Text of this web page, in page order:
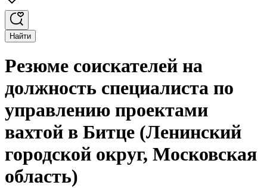
Найти
Резюме соискателей на
должность специалиста по
управлению проектами
вахтой в Битце (Ленинский
городской округ, Московская
область)